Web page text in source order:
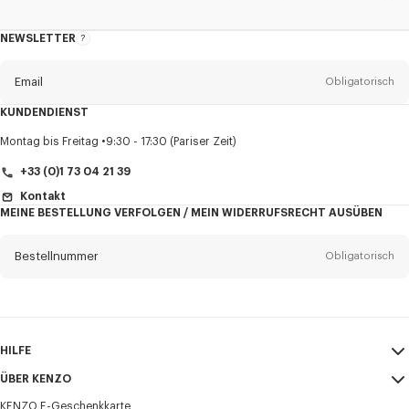
NEWSLETTER
Über
Email Obligatorisch
Anrede Obligatorisch
KUNDENDIENST
Montag bis Freitag 9:30 - 17:30 (Pariser Zeit)
+33 (0)1 73 04 21 39
Kontakt
MEINE BESTELLUNG VERFOLGEN / MEIN WIDERRUFSRECHT AUSÜBEN
Bestellnummer Obligatorisch
HILFE
Mein Konto
ÜBER KENZO
KENZO E-Geschenkkarte